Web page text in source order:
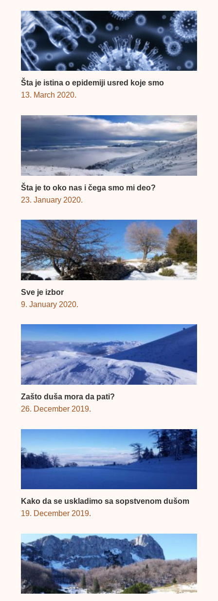
Šta je istina o epidemiji usred koje smo
13. March 2020.
Šta je to oko nas i čega smo mi deo?
23. January 2020.
Sve je izbor
9. January 2020.
Zašto duša mora da pati?
26. December 2019.
Kako da se uskladimo sa sopstvenom dušom
19. December 2019.